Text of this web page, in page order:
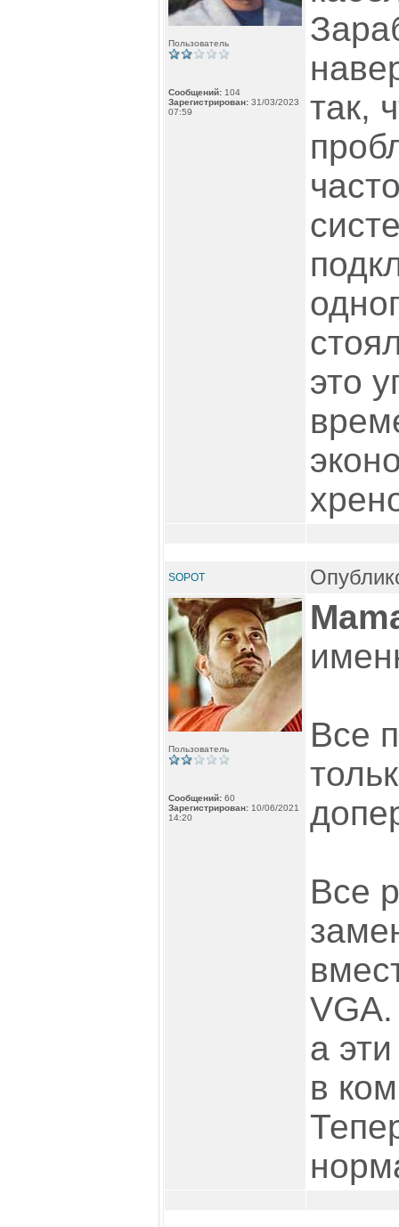
Пользователь
Сообщений: 104
Зарегистрирован: 31/03/2023
07:59
так,
это
SOPOT
Пользователь
Сообщений: 60
Зарегистрирован: 10/06/2021
14:20
Все
Все
VGA.
а
в